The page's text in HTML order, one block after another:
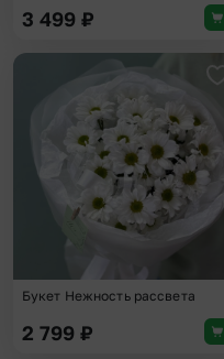
3 499 ₽
Букет Нежность рассвета
2 799 ₽